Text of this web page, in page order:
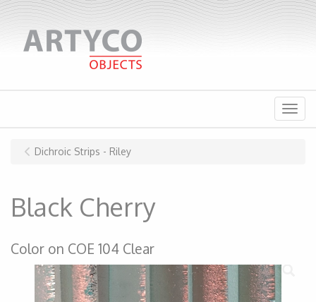
Menu
Dichroic Strips - Riley
Black Cherry
Color on COE 104 Clear